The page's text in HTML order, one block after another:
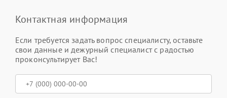
Контактная информация
Если требуется задать вопрос специалисту, оставьте
свои данные и дежурный специалист с радостью
проконсультирует Вас!